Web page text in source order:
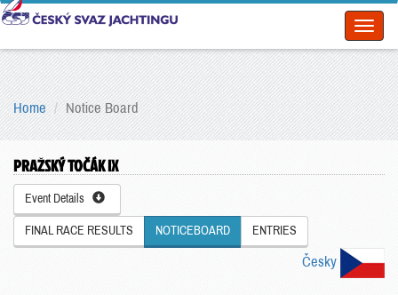
Home Notice Board
PRAŽSKÝ TOČÁK IX
Event Details
FINAL RACE RESULTS NOTICEBOARD ENTRIES
Česky